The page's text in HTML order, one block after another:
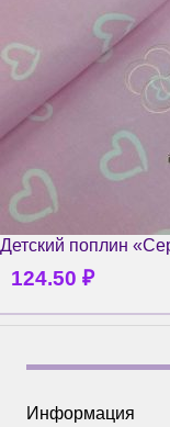
Детский поплин
124.50 ₽
Информация